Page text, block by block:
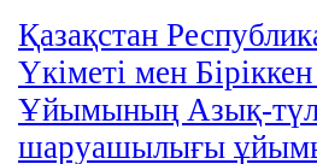
Қазақстан
Үкіметі мен
Ұйымының Азық-
шаруашылығы